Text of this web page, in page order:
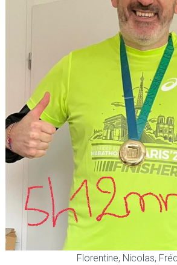
Florentine, Nicolas,